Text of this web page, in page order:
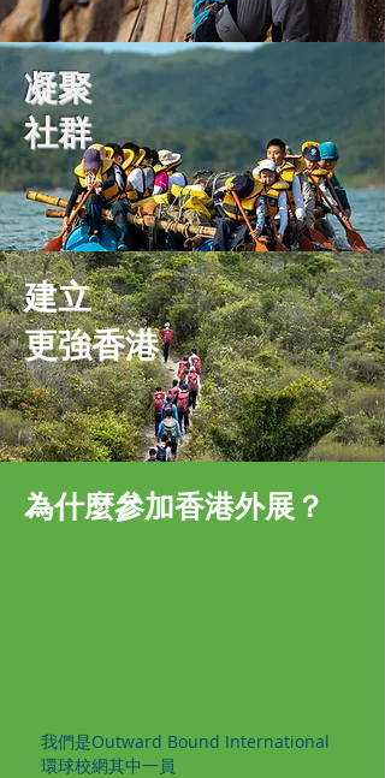
凝聚
社群
建立
更強香港
為什麼參加香港外展？
我們是Outward Bound International
環球校網其中一員